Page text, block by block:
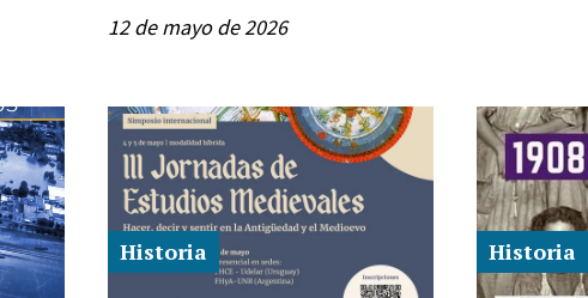
12 de mayo de 2026
Historia Historia